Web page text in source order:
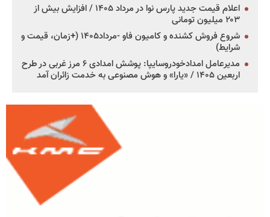
اعلام قیمت جدید پارس نوا در مرداد ۱۴۰۵ / افزایش بیش از
۲۰۳ میلیون تومانی
شروع فروش کشنده و کامیون فاو -مرداد۱۴۰۵ (+زمان، قیمت و
شرایط)
مدیرعامل امدادخودروسایپا: پوشش امدادی ۶ مرز غربی در طرح
اربعین ۱۴۰۵ / «یارا» و هوش مصنوعی به خدمت زائران آمد